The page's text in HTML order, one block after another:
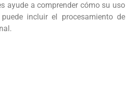
ayude a comprender cómo su uso
incluir el procesamiento de